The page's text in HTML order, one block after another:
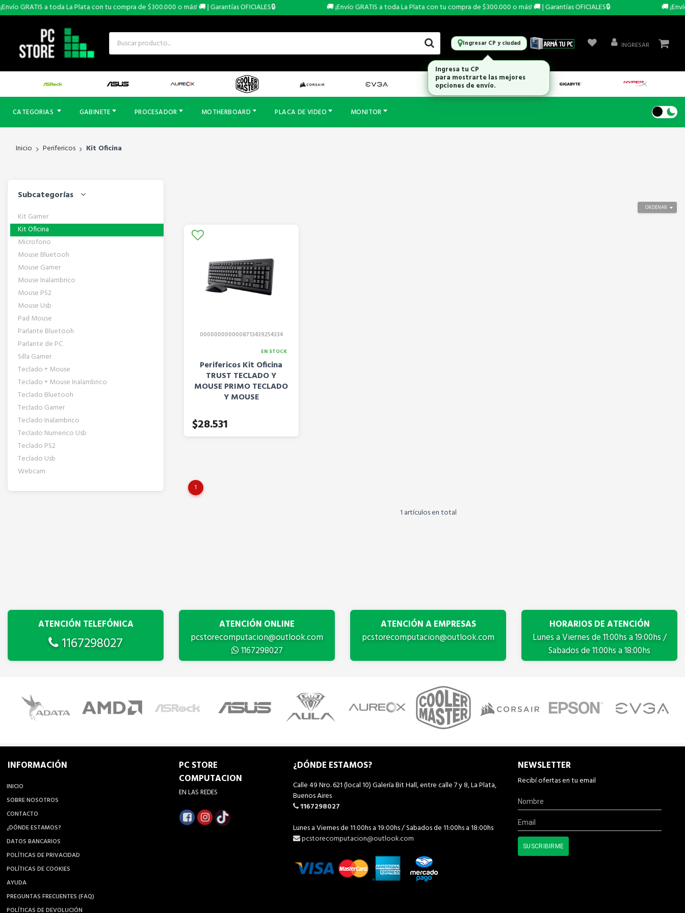
GRATIS a toda La Plata con tu compra de $300.000 o más! 🚚 | Garantías OFICIALES🔒 🚚 ¡Envío GRATIS a toda La Plata con tu compra de $300.000 o más! 🚚 | Garantías OFICIALES🔒 🚚
Ingresar CP y ciudad INGRESAR
CATEGORIAS GABINETE PROCESADOR MOTHERBOARD PLACA DE VIDEO MONITOR
Inicio Perifericos Kit Oficina
Subcategorías
Kit Gamer
Kit Oficina
Microfono
Mouse Bluetooh
Mouse Gamer
Mouse Inalambrico
Mouse PS2
Mouse Usb
Pad Mouse
Parlante Bluetooh
Parlante de PC
Silla Gamer
Teclado + Mouse
Teclado + Mouse Inalambrico
Teclado Bluetooh
Teclado Gamer
Teclado Inalambrico
Teclado Numerico Usb
Teclado PS2
Teclado Usb
Webcam
ORDENAR
0000000000008713439254334
EN STOCK
Perifericos Kit Oficina
TRUST TECLADO Y
MOUSE PRIMO TECLADO
Y MOUSE
$28.531
1
1 artículos en total
ATENCIÓN TELEFÓNICA
1167298027
ATENCIÓN ONLINE
pcstorecomputacion@outlook.com
1167298027
ATENCIÓN A EMPRESAS
pcstorecomputacion@outlook.com
HORARIOS DE ATENCIÓN
Lunes a Viernes de 11:00hs a 19:00hs /
Sabados de 11:00hs a 18:00hs
INFORMACIÓN
INICIO
SOBRE NOSOTROS
CONTACTO
¿DÓNDE ESTAMOS?
DATOS BANCARIOS
POLÍTICAS DE PRIVACIDAD
POLÍTICAS DE COOKIES
AYUDA
PREGUNTAS FRECUENTES (FAQ)
POLÍTICAS DE DEVOLUCIÓN
PC STORE
COMPUTACION
EN LAS REDES
¿DÓNDE ESTAMOS?
Calle 49 Nro. 621 (local 10) Galería Bit Hall, entre calle 7 y 8, La Plata,
Buenos Aires
1167298027
Lunes a Viernes de 11:00hs a 19:00hs / Sabados de 11:00hs a 18:00hs
pcstorecomputacion@outlook.com
NEWSLETTER
Recibí ofertas en tu email
Ingresa tu CP
para mostrarte las mejores
opciones de envío.